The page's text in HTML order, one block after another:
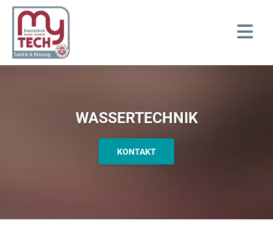
WASSERTECHNIK
KONTAKT